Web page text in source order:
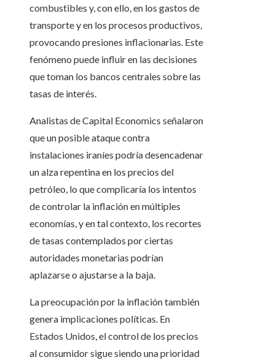
combustibles y, con ello, en los gastos de
transporte y en los procesos productivos,
provocando presiones inflacionarias. Este
fenómeno puede influir en las decisiones
que toman los bancos centrales sobre las
tasas de interés.
Analistas de Capital Economics señalaron
que un posible ataque contra
instalaciones iraníes podría desencadenar
un alza repentina en los precios del
petróleo, lo que complicaría los intentos
de controlar la inflación en múltiples
economías, y en tal contexto, los recortes
de tasas contemplados por ciertas
autoridades monetarias podrían
aplazarse o ajustarse a la baja.
La preocupación por la inflación también
genera implicaciones políticas. En
Estados Unidos, el control de los precios
al consumidor sigue siendo una prioridad